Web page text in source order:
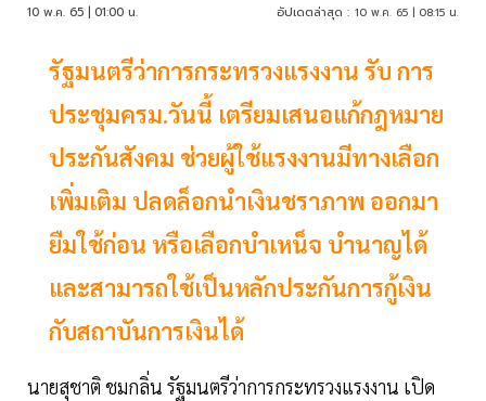
10 พ.ค. 65 | 01:00 น. อัปเดตล่าสุด : 10 พ.ค. 65 | 08:15 น.
รัฐมนตรีว่าการกระทรวงแรงงาน รับ การ
ประชุมครม.วันนี้ เตรียมเสนอแก้กฎหมาย
ประกันสังคม ช่วยผู้ใช้แรงงานมีทางเลือก
เพิ่มเติม ปลดล็อกนำเงินชราภาพ ออกมา
ยืมใช้ก่อน หรือเลือกบำเหน็จ บำนาญได้
และสามารถใช้เป็นหลักประกันการกู้เงิน
กับสถาบันการเงินได้
นายสุชาติ ชมกลิ่น รัฐมนตรีว่าการกระทรวงแรงงาน เปิด